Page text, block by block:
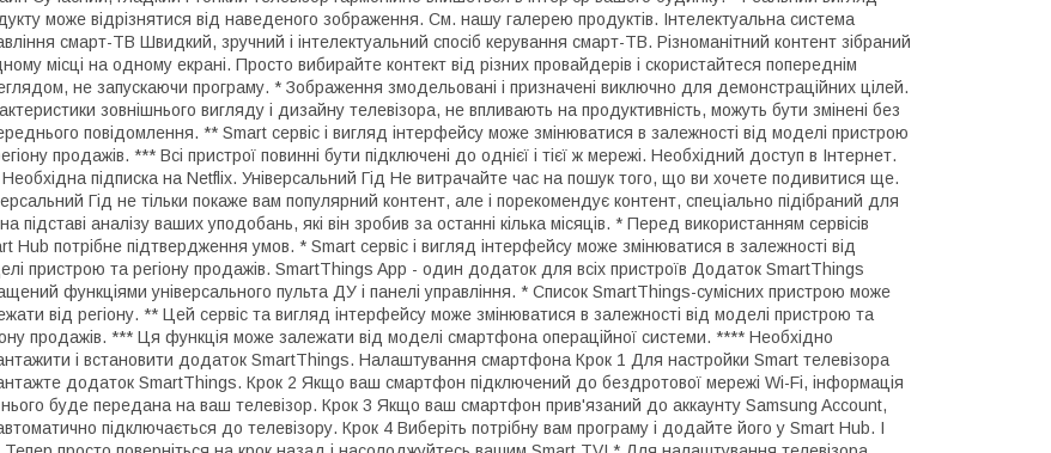
може відрізнятися від наведеного зображення. См. нашу галерею продуктів. Інтелектуальна система
смарт-ТВ Швидкий, зручний і інтелектуальний спосіб керування смарт-ТВ. Різноманітний контент зібраний
місці на одному екрані. Просто вибирайте контект від різних провайдерів і скористайтеся попереднім
не запускаючи програму. * Зображення змодельовані і призначені виключно для демонстраційних цілей.
зовнішнього вигляду і дизайну телевізора, не впливають на продуктивність, можуть бути змінені без
повідомлення. ** Smart сервіс і вигляд інтерфейсу може змінюватися в залежності від моделі пристрою
продажів. *** Всі пристрої повинні бути підключені до однієї і тієї ж мережі. Необхідний доступ в Інтернет.
підписка на Netflix. Універсальний Гід Не витрачайте час на пошук того, що ви хочете подивитися ще.
Гід не тільки покаже вам популярний контент, але і порекомендує контент, спеціально підібраний для
підставі аналізу ваших уподобань, які він зробив за останні кілька місяців. * Перед використанням сервісів
Hub потрібне підтвердження умов. * Smart сервіс і вигляд інтерфейсу може змінюватися в залежності від
пристрою та регіону продажів. SmartThings App - один додаток для всіх пристроїв Додаток SmartThings
функціями універсального пульта ДУ і панелі управління. * Список SmartThings-сумісних пристрою може
від регіону. ** Цей сервіс та вигляд інтерфейсу може змінюватися в залежності від моделі пристрою та
продажів. *** Ця функція може залежати від моделі смартфона операційної системи. **** Необхідно
і встановити додаток SmartThings. Налаштування смартфона Крок 1 Для настройки Smart телевізора
додаток SmartThings. Крок 2 Якщо ваш смартфон підключений до бездротової мережі Wi-Fi, інформація
буде передана на ваш телевізор. Крок 3 Якщо ваш смартфон прив'язаний до аккаунту Samsung Account,
підключається до телевізору. Крок 4 Виберіть потрібну вам програму і додайте його у Smart Hub. І